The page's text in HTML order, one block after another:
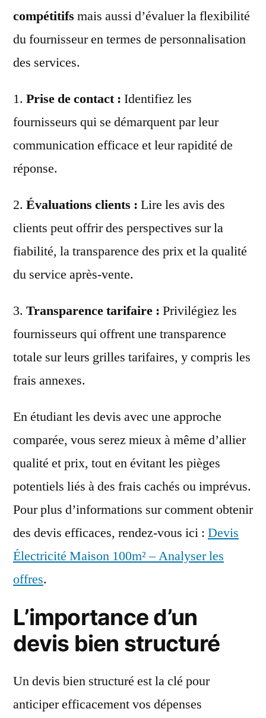
compétitifs mais aussi d’évaluer la flexibilité
du fournisseur en termes de personnalisation
des services.
1. Prise de contact : Identifiez les
fournisseurs qui se démarquent par leur
communication efficace et leur rapidité de
réponse.
2. Évaluations clients : Lire les avis des
clients peut offrir des perspectives sur la
fiabilité, la transparence des prix et la qualité
du service après-vente.
3. Transparence tarifaire : Privilégiez les
fournisseurs qui offrent une transparence
totale sur leurs grilles tarifaires, y compris les
frais annexes.
En étudiant les devis avec une approche
comparée, vous serez mieux à même d’allier
qualité et prix, tout en évitant les pièges
potentiels liés à des frais cachés ou imprévus.
Pour plus d’informations sur comment obtenir
des devis efficaces, rendez-vous ici : Devis
Électricité Maison 100m² – Analyser les
offres.
L’importance d’un
devis bien structuré
Un devis bien structuré est la clé pour
anticiper efficacement vos dépenses